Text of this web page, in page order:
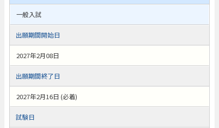
一般入試
出願期間開始日
2027年2月08日
出願期間終了日
2027年2月16日 (必着)
試験日